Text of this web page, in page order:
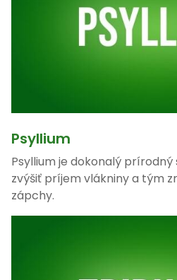
Psyllium
Psyllium je dokonalý
zvýšiť príjem vlákniny a tým
zápchy.